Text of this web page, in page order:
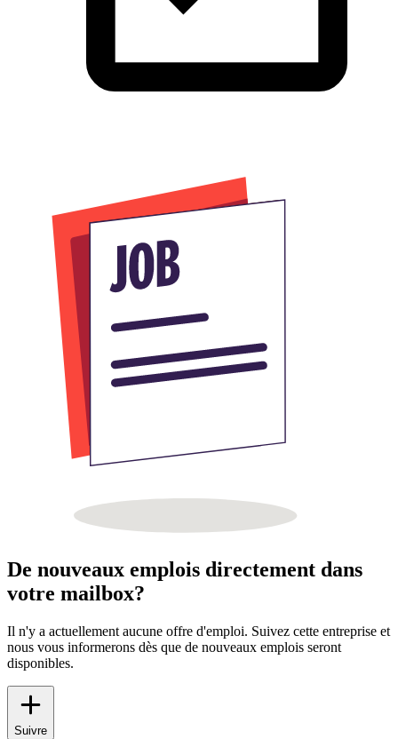
De nouveaux emplois directement dans
votre mailbox?
Il n'y a actuellement aucune offre d'emploi. Suivez cette entreprise et
nous vous informerons dès que de nouveaux emplois seront
disponibles.
Suivre